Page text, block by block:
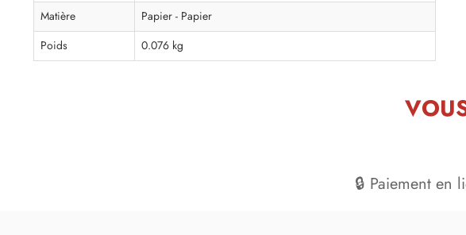
Matière
Papier - Papier
Poids
0.076 kg
🔒 Paiement en